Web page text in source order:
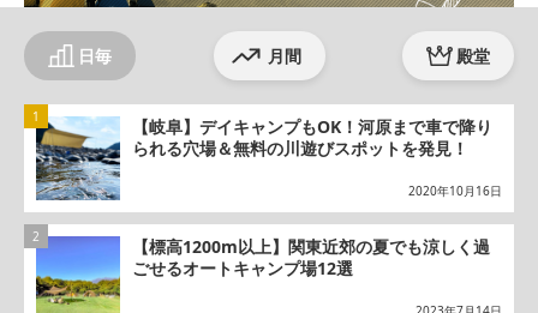
日毎 月間 殿堂
【岐阜】デイキャンプもOK！河原まで車で降り
られる穴場＆無料の川遊びスポットを発見！
2020年10月16日
【標高1200m以上】関東近郊の夏でも涼しく過
ごせるオートキャンプ場12選